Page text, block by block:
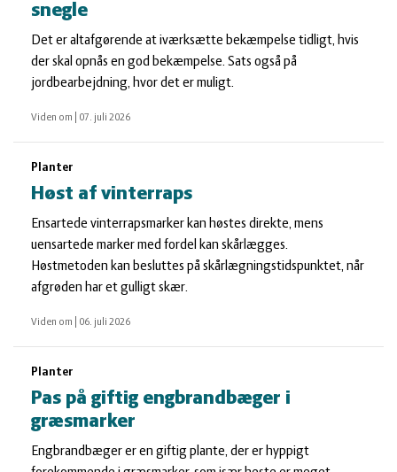
snegle
Det er altafgørende at iværksætte bekæmpelse tidligt, hvis
der skal opnås en god bekæmpelse. Sats også på
jordbearbejdning, hvor det er muligt.
Viden om 07. juli 2026
Planter
Høst af vinterraps
Ensartede vinterrapsmarker kan høstes direkte, mens
uensartede marker med fordel kan skårlægges.
Høstmetoden kan besluttes på skårlægningstidspunktet, når
afgrøden har et gulligt skær.
Viden om 06. juli 2026
Planter
Pas på giftig engbrandbæger i
græsmarker
Engbrandbæger er en giftig plante, der er hyppigt